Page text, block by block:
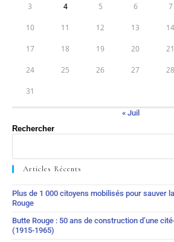
3 4 5 6 7
10 11 12 13 14
17 18 19 20 21
24 25 26 27 28
31
« Juil
Rechercher
Articles Récents
Plus de 1 000 citoyens mobilisés pour sauver
Rouge
Butte Rouge : 50 ans de construction d’une
(1915-1965)